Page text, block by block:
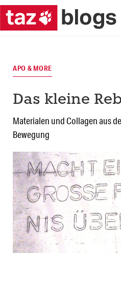
APO & MORE
Das kleine
Materialen und Collagen aus
Bewegung